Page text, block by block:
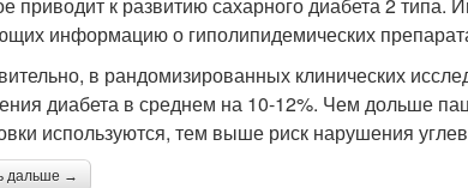
информацию о гиполипидемических
в рандомизированных клинических
диабета в среднем на 10-12%. Чем дольше
используются, тем выше риск нарушения
дальше →